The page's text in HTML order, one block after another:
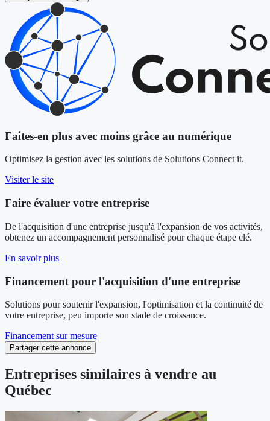
Faites-en plus avec moins grâce au numérique
Optimisez la gestion avec les solutions de Solutions Connect it.
Visiter le site
Faire évaluer votre entreprise
De l'acquisition d'une entreprise jusqu'à l'expansion de vos activités,
obtenez un accompagnement personnalisé pour chaque étape clé.
En savoir plus
Financement pour l'acquisition d'une entreprise
Solutions pour soutenir l'expansion, l'optimisation et la continuité de
votre entreprise, peu importe son stade de croissance.
Financement sur mesure
Partager cette annonce
Entreprises similaires à vendre au
Québec